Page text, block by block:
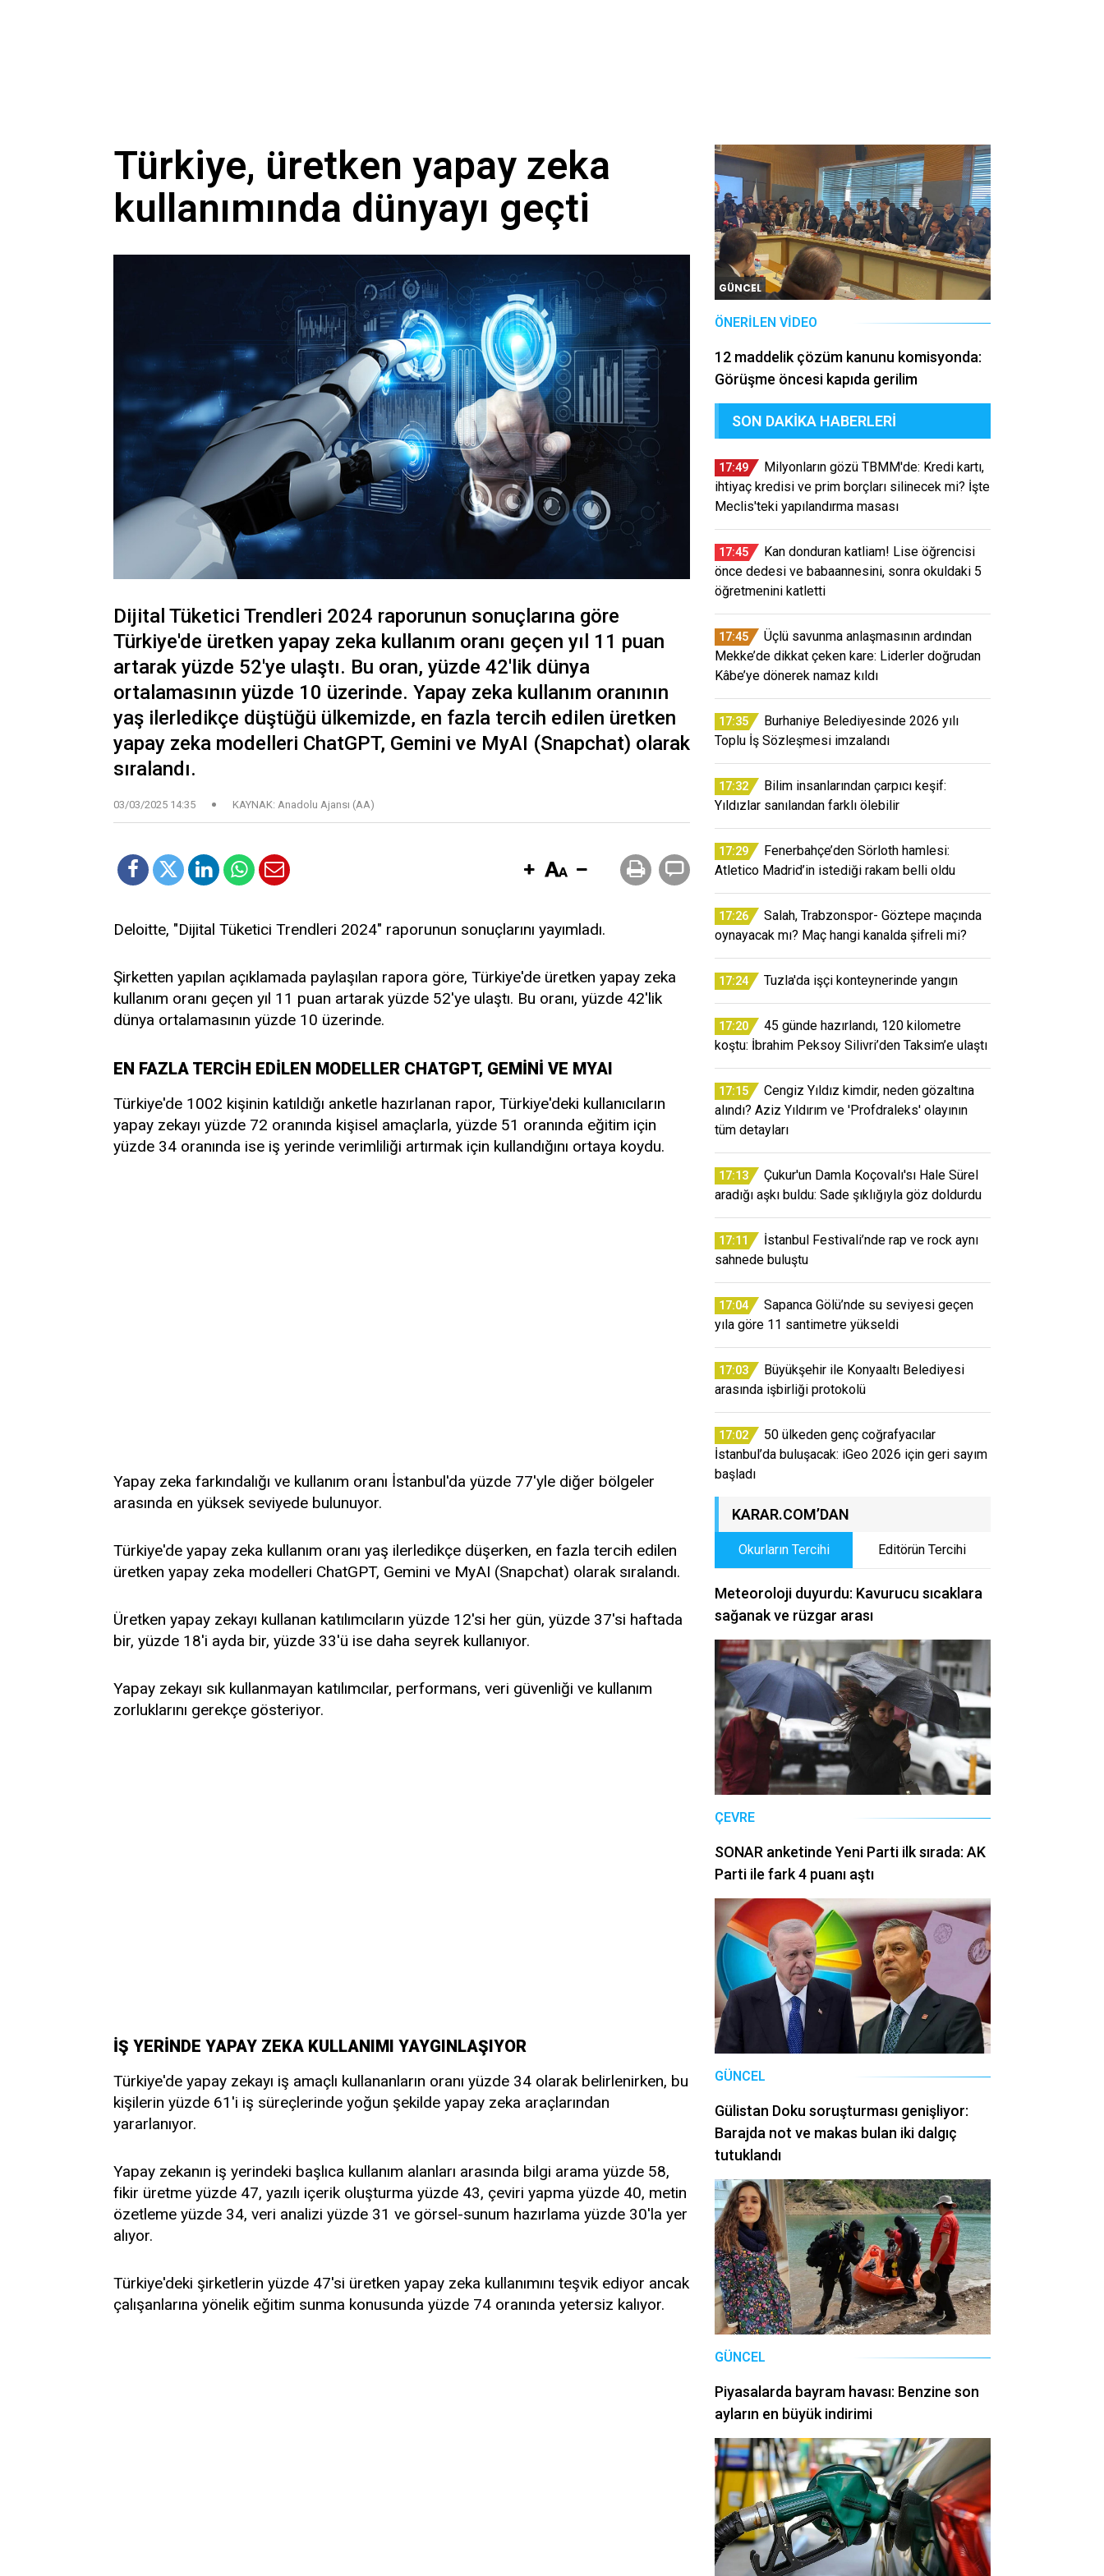
Türkiye, üretken yapay zeka
kullanımında dünyayı geçti
Dijital Tüketici Trendleri 2024 raporunun sonuçlarına göre
Türkiye'de üretken yapay zeka kullanım oranı geçen yıl 11 puan
artarak yüzde 52'ye ulaştı. Bu oran, yüzde 42'lik dünya
ortalamasının yüzde 10 üzerinde. Yapay zeka kullanım oranının
yaş ilerledikçe düştüğü ülkemizde, en fazla tercih edilen üretken
yapay zeka modelleri ChatGPT, Gemini ve MyAI (Snapchat) olarak
sıralandı.
03/03/2025 14:35 KAYNAK: Anadolu Ajansı (AA)
Deloitte, "Dijital Tüketici Trendleri 2024" raporunun sonuçlarını yayımladı.
Şirketten yapılan açıklamada paylaşılan rapora göre, Türkiye'de üretken yapay zeka
kullanım oranı geçen yıl 11 puan artarak yüzde 52'ye ulaştı. Bu oranı, yüzde 42'lik
dünya ortalamasının yüzde 10 üzerinde.
EN FAZLA TERCİH EDİLEN MODELLER CHATGPT, GEMİNİ VE MYAI
Türkiye'de 1002 kişinin katıldığı anketle hazırlanan rapor, Türkiye'deki kullanıcıların
yapay zekayı yüzde 72 oranında kişisel amaçlarla, yüzde 51 oranında eğitim için
yüzde 34 oranında ise iş yerinde verimliliği artırmak için kullandığını ortaya koydu.
Yapay zeka farkındalığı ve kullanım oranı İstanbul'da yüzde 77'yle diğer bölgeler
arasında en yüksek seviyede bulunuyor.
Türkiye'de yapay zeka kullanım oranı yaş ilerledikçe düşerken, en fazla tercih edilen
üretken yapay zeka modelleri ChatGPT, Gemini ve MyAI (Snapchat) olarak sıralandı.
Üretken yapay zekayı kullanan katılımcıların yüzde 12'si her gün, yüzde 37'si haftada
bir, yüzde 18'i ayda bir, yüzde 33'ü ise daha seyrek kullanıyor.
Yapay zekayı sık kullanmayan katılımcılar, performans, veri güvenliği ve kullanım
zorluklarını gerekçe gösteriyor.
İŞ YERİNDE YAPAY ZEKA KULLANIMI YAYGINLAŞIYOR
Türkiye'de yapay zekayı iş amaçlı kullananların oranı yüzde 34 olarak belirlenirken, bu
kişilerin yüzde 61'i iş süreçlerinde yoğun şekilde yapay zeka araçlarından
yararlanıyor.
Yapay zekanın iş yerindeki başlıca kullanım alanları arasında bilgi arama yüzde 58,
fikir üretme yüzde 47, yazılı içerik oluşturma yüzde 43, çeviri yapma yüzde 40, metin
özetleme yüzde 34, veri analizi yüzde 31 ve görsel-sunum hazırlama yüzde 30'la yer
alıyor.
Türkiye'deki şirketlerin yüzde 47'si üretken yapay zeka kullanımını teşvik ediyor ancak
çalışanlarına yönelik eğitim sunma konusunda yüzde 74 oranında yetersiz kalıyor.
GÜNCEL
ÖNERILEN VIDEO
12 maddelik çözüm kanunu komisyonda:
Görüşme öncesi kapıda gerilim
SON DAKIKA HABERLERI
17:49
Milyonların gözü TBMM'de: Kredi kartı,
ihtiyaç kredisi ve prim borçları silinecek mi? İşte
Meclis'teki yapılandırma masası
17:45
Kan donduran katliam! Lise öğrencisi
önce dedesi ve babaannesini, sonra okuldaki 5
öğretmenini katletti
17:45
Üçlü savunma anlaşmasının ardından
Mekke’de dikkat çeken kare: Liderler doğrudan
Kâbe’ye dönerek namaz kıldı
17:35
Burhaniye Belediyesinde 2026 yılı
Toplu İş Sözleşmesi imzalandı
17:32
Bilim insanlarından çarpıcı keşif:
Yıldızlar sanılandan farklı ölebilir
17:29
Fenerbahçe’den Sörloth hamlesi:
Atletico Madrid’in istediği rakam belli oldu
17:26
Salah, Trabzonspor- Göztepe maçında
oynayacak mı? Maç hangi kanalda şifreli mi?
17:24 Tuzla'da işçi konteynerinde yangın
17:20
45 günde hazırlandı, 120 kilometre
koştu: İbrahim Peksoy Silivri’den Taksim’e ulaştı
17:15
Cengiz Yıldız kimdir, neden gözaltına
alındı? Aziz Yıldırım ve 'Profdraleks' olayının
tüm detayları
17:13
Çukur'un Damla Koçovalı'sı Hale Sürel
aradığı aşkı buldu: Sade şıklığıyla göz doldurdu
17:11
İstanbul Festivali’nde rap ve rock aynı
sahnede buluştu
17:04
Sapanca Gölü’nde su seviyesi geçen
yıla göre 11 santimetre yükseldi
17:03
Büyükşehir ile Konyaaltı Belediyesi
arasında işbirliği protokolü
17:02
50 ülkeden genç coğrafyacılar
İstanbul’da buluşacak: iGeo 2026 için geri sayım
başladı
KARAR.COM’DAN
Okurların Tercihi Editörün Tercihi
Meteoroloji duyurdu: Kavurucu sıcaklara
sağanak ve rüzgar arası
ÇEVRE
SONAR anketinde Yeni Parti ilk sırada: AK
Parti ile fark 4 puanı aştı
GÜNCEL
Gülistan Doku soruşturması genişliyor:
Barajda not ve makas bulan iki dalgıç
tutuklandı
GÜNCEL
Piyasalarda bayram havası: Benzine son
ayların en büyük indirimi